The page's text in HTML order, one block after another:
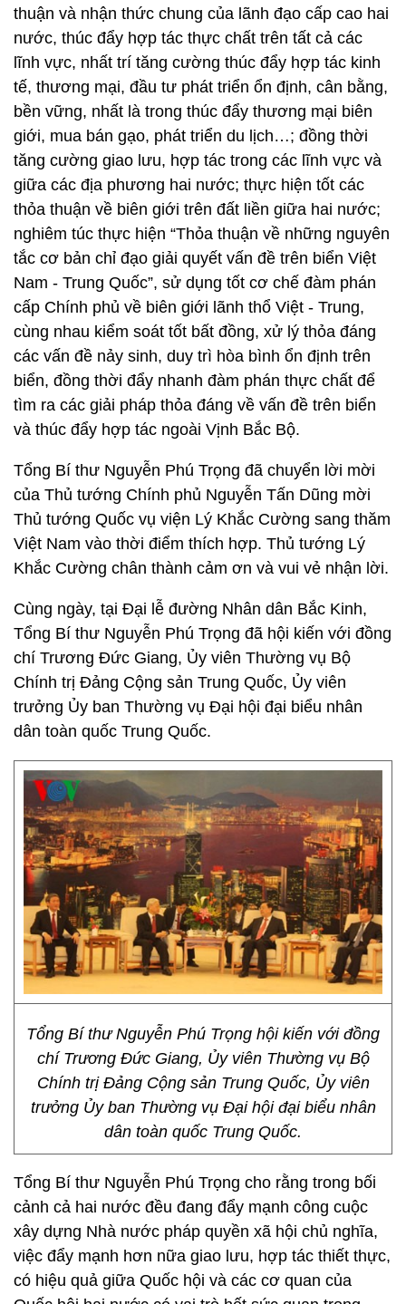
thuận và nhận thức chung của lãnh đạo cấp cao hai
nước, thúc đẩy hợp tác thực chất trên tất cả các
lĩnh vực, nhất trí tăng cường thúc đẩy hợp tác kinh
tế, thương mại, đầu tư phát triển ổn định, cân bằng,
bền vững, nhất là trong thúc đẩy thương mại biên
giới, mua bán gạo, phát triển du lịch…; đồng thời
tăng cường giao lưu, hợp tác trong các lĩnh vực và
giữa các địa phương hai nước; thực hiện tốt các
thỏa thuận về biên giới trên đất liền giữa hai nước;
nghiêm túc thực hiện “Thỏa thuận về những nguyên
tắc cơ bản chỉ đạo giải quyết vấn đề trên biển Việt
Nam - Trung Quốc”, sử dụng tốt cơ chế đàm phán
cấp Chính phủ về biên giới lãnh thổ Việt - Trung,
cùng nhau kiểm soát tốt bất đồng, xử lý thỏa đáng
các vấn đề nảy sinh, duy trì hòa bình ổn định trên
biển, đồng thời đẩy nhanh đàm phán thực chất để
tìm ra các giải pháp thỏa đáng về vấn đề trên biển
và thúc đẩy hợp tác ngoài Vịnh Bắc Bộ.
Tổng Bí thư Nguyễn Phú Trọng đã chuyển lời mời
của Thủ tướng Chính phủ Nguyễn Tấn Dũng mời
Thủ tướng Quốc vụ viện Lý Khắc Cường sang thăm
Việt Nam vào thời điểm thích hợp. Thủ tướng Lý
Khắc Cường chân thành cảm ơn và vui vẻ nhận lời.
Cùng ngày, tại Đại lễ đường Nhân dân Bắc Kinh,
Tổng Bí thư Nguyễn Phú Trọng đã hội kiến với đồng
chí Trương Đức Giang, Ủy viên Thường vụ Bộ
Chính trị Đảng Cộng sản Trung Quốc, Ủy viên
trưởng Ủy ban Thường vụ Đại hội đại biểu nhân
dân toàn quốc Trung Quốc.
Tổng Bí thư Nguyễn Phú Trọng hội kiến với đồng
chí Trương Đức Giang, Ủy viên Thường vụ Bộ
Chính trị Đảng Cộng sản Trung Quốc, Ủy viên
trưởng Ủy ban Thường vụ Đại hội đại biểu nhân
dân toàn quốc Trung Quốc.
Tổng Bí thư Nguyễn Phú Trọng cho rằng trong bối
cảnh cả hai nước đều đang đẩy mạnh công cuộc
xây dựng Nhà nước pháp quyền xã hội chủ nghĩa,
việc đẩy mạnh hơn nữa giao lưu, hợp tác thiết thực,
có hiệu quả giữa Quốc hội và các cơ quan của